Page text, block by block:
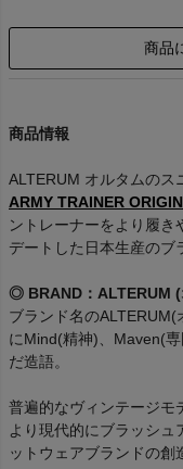
商品
商品情報
ALTERUM オルタムのス
ARMY TRAINER
ントレーナーをより履
デートした日本生産のブ
◎ BRAND：ALTERUM (
ブランド名の
にMind(精神)、Maven(
だ造語。
普遍的なヴィンテージモ
より現代的にブラッシュ
ットウェアブランドの創